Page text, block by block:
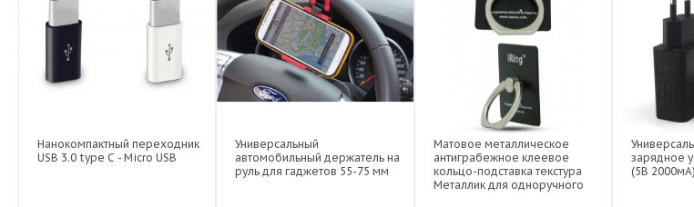
Нанокомпактный переходник
USB 3.0 type C - Micro USB
Универсальный
автомобильный держатель на
руль для гаджетов 55-75 мм
Матовое металлическое
антиграбежное клеевое
кольцо-подставка текстура
Металлик для одноручного
зарядное
(5В 2000мА)